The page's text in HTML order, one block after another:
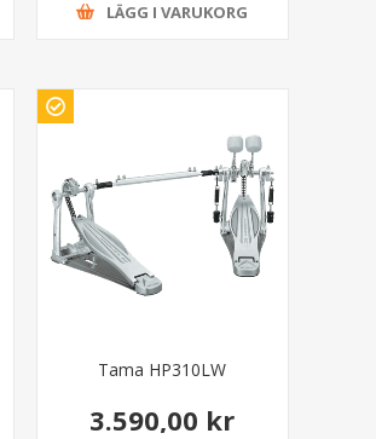
LÄGG I VARUKORG
Tama HP310LW
3.590,00 kr